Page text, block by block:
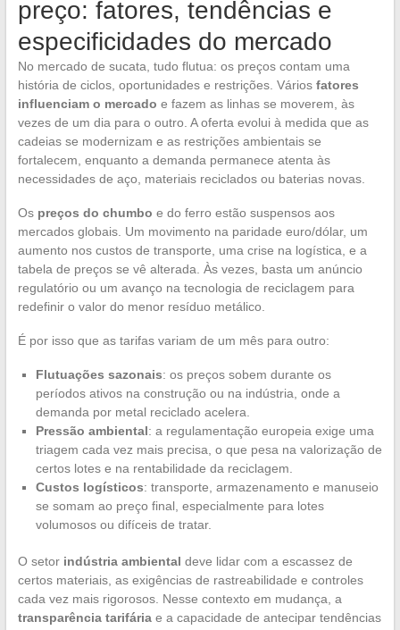
preço: fatores, tendências e
especificidades do mercado
No mercado de sucata, tudo flutua: os preços contam uma
história de ciclos, oportunidades e restrições. Vários fatores
influenciam o mercado e fazem as linhas se moverem, às
vezes de um dia para o outro. A oferta evolui à medida que as
cadeias se modernizam e as restrições ambientais se
fortalecem, enquanto a demanda permanece atenta às
necessidades de aço, materiais reciclados ou baterias novas.
Os preços do chumbo e do ferro estão suspensos aos
mercados globais. Um movimento na paridade euro/dólar, um
aumento nos custos de transporte, uma crise na logística, e a
tabela de preços se vê alterada. Às vezes, basta um anúncio
regulatório ou um avanço na tecnologia de reciclagem para
redefinir o valor do menor resíduo metálico.
É por isso que as tarifas variam de um mês para outro:
Flutuações sazonais: os preços sobem durante os
períodos ativos na construção ou na indústria, onde a
demanda por metal reciclado acelera.
Pressão ambiental: a regulamentação europeia exige uma
triagem cada vez mais precisa, o que pesa na valorização de
certos lotes e na rentabilidade da reciclagem.
Custos logísticos: transporte, armazenamento e manuseio
se somam ao preço final, especialmente para lotes
volumosos ou difíceis de tratar.
O setor indústria ambiental deve lidar com a escassez de
certos materiais, as exigências de rastreabilidade e controles
cada vez mais rigorosos. Nesse contexto em mudança, a
transparência tarifáriae a capacidade de antecipar tendências